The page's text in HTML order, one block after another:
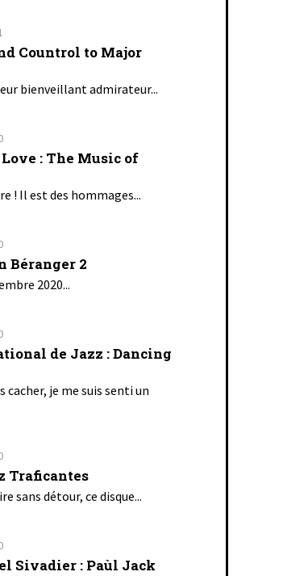
Countrol to Major
bienveillant admirateur...
: The Music of
! Il est des hommages...
Béranger 2
2020...
de Jazz : Dancing
cacher, je me suis senti un
Traficantes
sans détour, ce disque...
Sivadier : Paùl Jack